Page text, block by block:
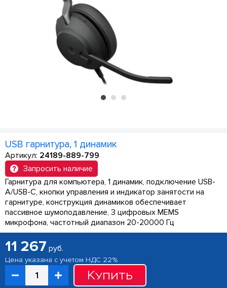
USB гарнитура, 1 динамик
Артикул: 24189-889-799
Запросить наличие
Гарнитура для компьютера, 1 динамик, подключение USB-
A/USB-C, кнопки управления и индикатор занятости на
гарнитуре, конструкция динамиков обеспечивает
пассивное шумоподавление, 3 цифровых MEMS
микрофона, частотный диапазон 20-20000 Гц
11 267 руб.
Цена указана с учетом НДС 22%
Купить